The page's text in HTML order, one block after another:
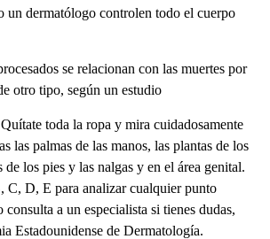
un dermatólogo controlen todo el cuerpo
​​se relacionan con las muertes por
otro tipo, según un estudio
toda la ropa y mira cuidadosamente
las palmas de las manos, las plantas de los
de los pies y las nalgas y en el área genital.
C, D, E para analizar cualquier punto
a un especialista si tienes dudas,
Estadounidense de Dermatología.